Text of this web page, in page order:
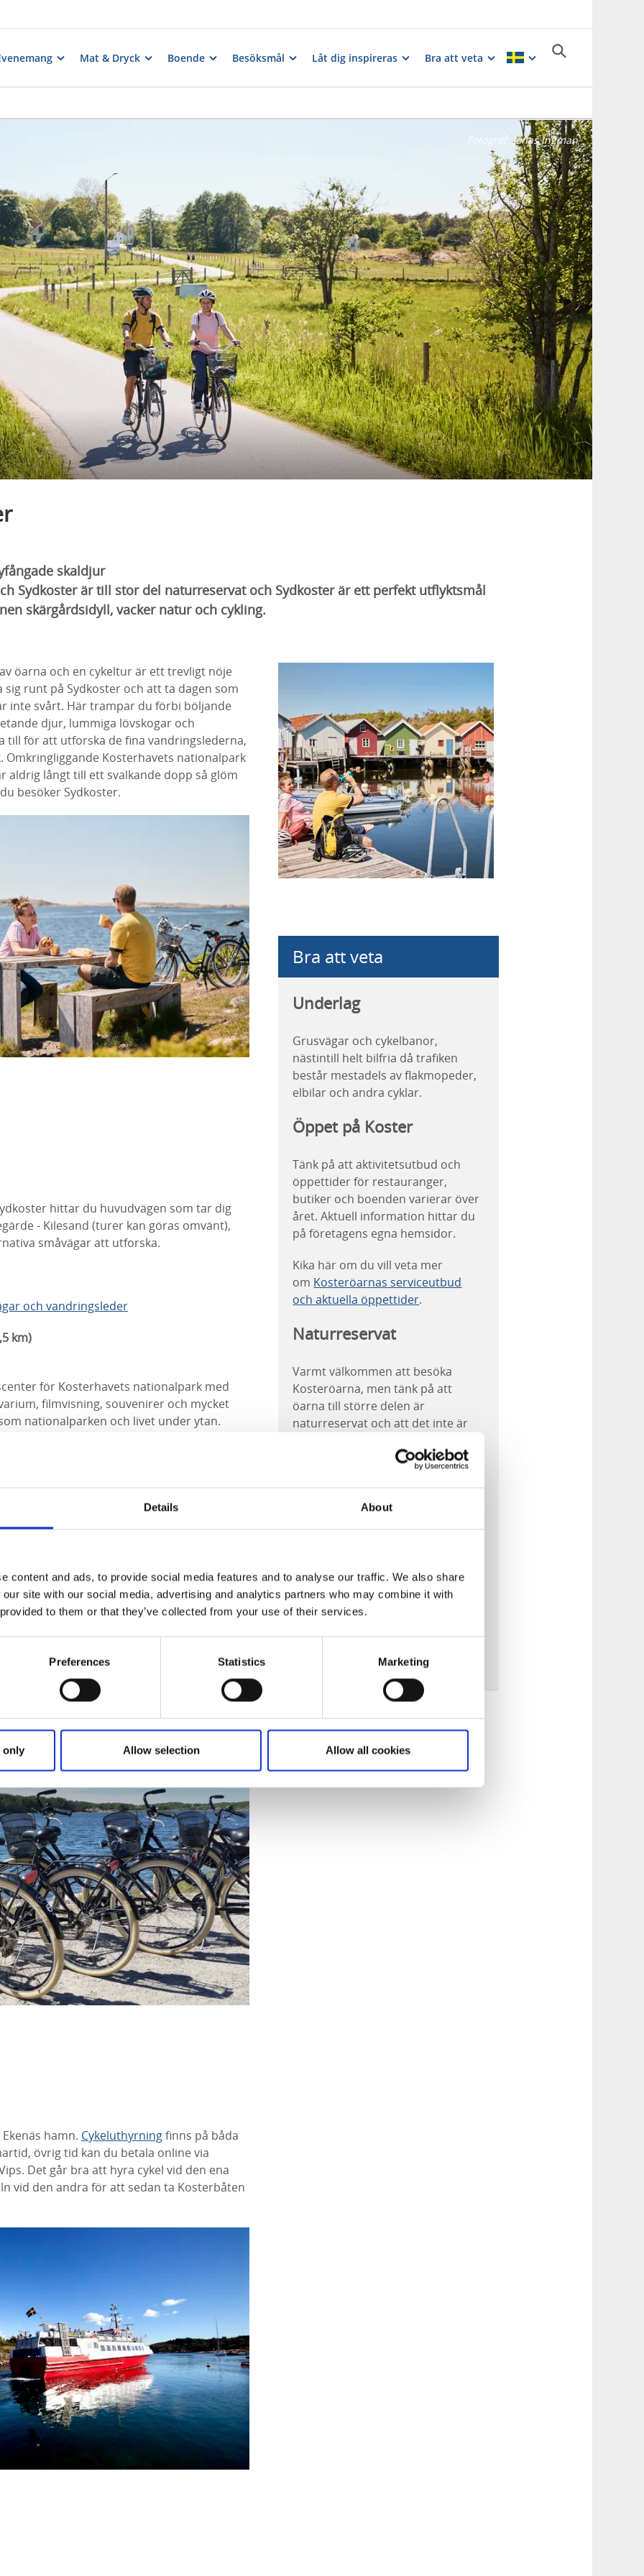
Details About
content and ads, to provide social media features and to analyse our traffic. We also share
site with our social media, advertising and analytics partners who may combine it with
to them or that they’ve collected from your use of their services.
Preferences Statistics Marketing
only Allow selection Allow all cookies
Mat & Dryck Boende Besöksmål Låt dig inspireras Bra att veta
Fotograf: Jonas Ingman
skaldjur
Sydkoster är till stor del naturreservat och Sydkoster är ett perfekt utflyktsmål
skärgårdsidyll, vacker natur och cykling.
öarna och en cykeltur är ett trevligt nöje
runt på Sydkoster och att ta dagen som
inte svårt. Här trampar du förbi böljande
djur, lummiga lövskogar och
till för att utforska de fina vandringslederna,
Kosterhavets nationalpark
aldrig långt till ett svalkande dopp så glöm
besöker Sydkoster.
hittar du huvudvägen som tar dig
- Kilesand (turer kan göras omvänt),
småvägar att utforska.
och vandringsleder
km)
för Kosterhavets nationalpark med
filmvisning, souvenirer och mycket
nationalparken och livet under ytan.
på fantastisk utsikt över öarna och
för besök.
på fantastisk utsikt över öarna och
målade sjöbodar och utsikt över
sanstrand med iordningställd grillplats (ta
hamn. Cykeluthyrningfinns på båda
övrig tid kan du betala online via
Det går bra att hyra cykel vid den ena
vid den andra för att sedan ta Kosterbåten
Bra att veta
Underlag
Grusvägar och cykelbanor,
nästintill helt bilfria då trafiken
består mestadels av flakmopeder,
elbilar och andra cyklar.
Öppet på Koster
Tänk på att aktivitetsutbud och
öppettider för restauranger,
butiker och boenden varierar över
året. Aktuell information hittar du
på företagens egna hemsidor.
Kika här om du vill veta mer
om Kosteröarnas serviceutbud
och aktuella öppettider.
Naturreservat
Varmt välkommen att besöka
Kosteröarna, men tänk på att
öarna till större delen är
naturreservat och att det inte är
cykelförbud på vandringsleder
medföra okopplad hund
Eldning är bara tillåtet på
På Nordkoster hittar du öarnas
enda camping. I övrigt är all
övernattning i naturen
Mer om Kosteröarna